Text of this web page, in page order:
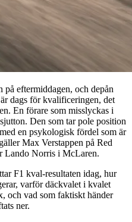
eftermiddagen, och depån
dags för kvalificeringen, det
En förare som misslyckas i
Den som tar pole position
en psykologisk fördel som är
Max Verstappen på Red
Lando Norris i McLaren.
F1 kval-resultaten idag, hur
varför däckvalet i kvalet
och vad som faktiskt händer
ner.